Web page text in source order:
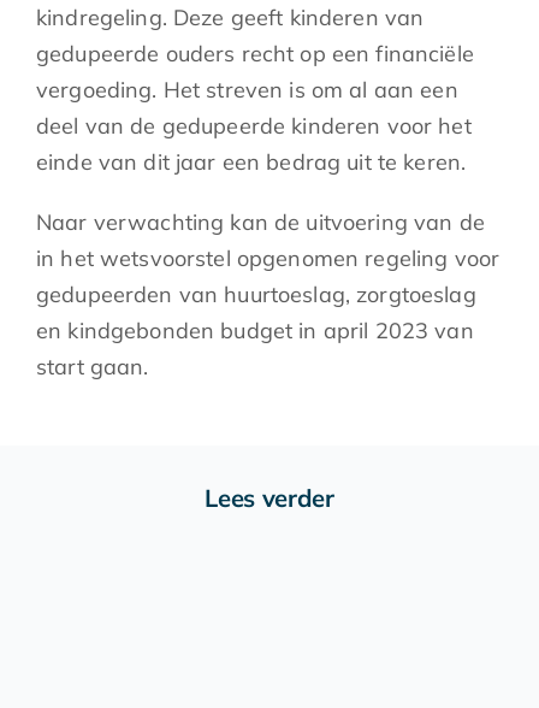
kindregeling. Deze geeft kinderen van
gedupeerde ouders recht op een financiële
vergoeding. Het streven is om al aan een
deel van de gedupeerde kinderen voor het
einde van dit jaar een bedrag uit te keren.
Naar verwachting kan de uitvoering van de
in het wetsvoorstel opgenomen regeling voor
gedupeerden van huurtoeslag, zorgtoeslag
en kindgebonden budget in april 2023 van
start gaan.
Lees verder